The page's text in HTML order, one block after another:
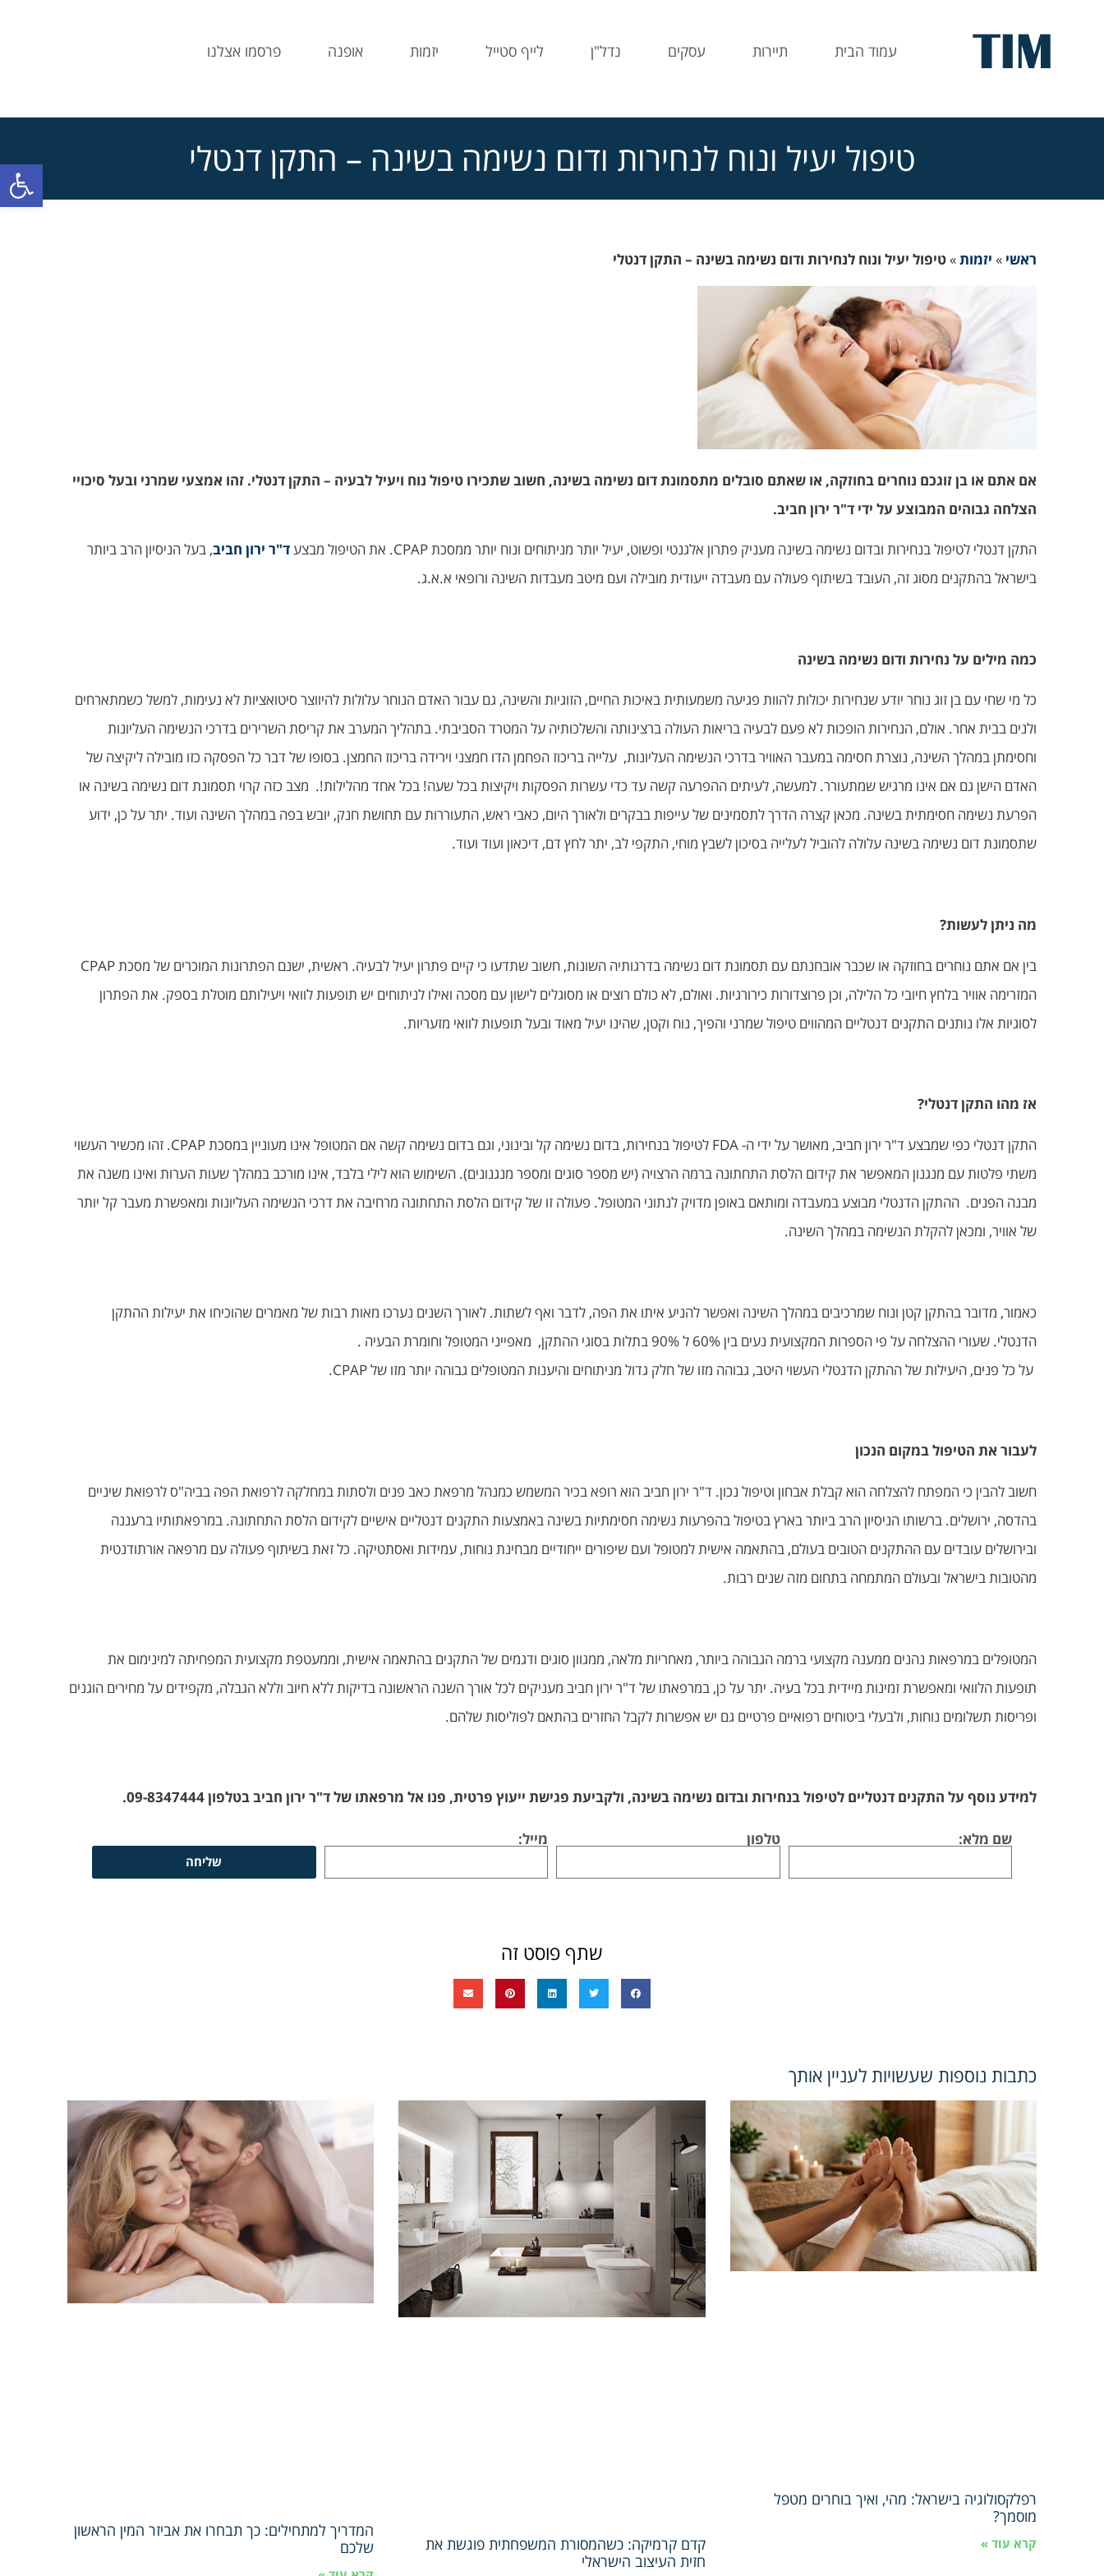
עמוד הבית תיירות עסקים נדל"ן לייף סטייל יזמות אופנה פרסמו אצלנו
טיפול יעיל ונוח לנחירות ודום נשימה בשינה – התקן דנטלי
ראשי » יזמות»טיפול יעיל ונוח לנחירות ודום נשימה בשינה – התקן דנטלי
אם אתם או בן זוגכם נוחרים בחוזקה, או שאתם סובלים מתסמונת דום נשימה בשינה, חשוב שתכירו טיפול נוח ויעיל לבעיה – התקן דנטלי. זהו אמצעי שמרני ובעל סיכויי
הצלחה גבוהים המבוצע על ידי ד"ר ירון חביב.
התקן דנטלי לטיפול בנחירות ובדום נשימה בשינה מעניק פתרון אלגנטי ופשוט, יעיל יותר מניתוחים ונוח יותר ממסכת CPAP. את הטיפול מבצע ד"ר ירון חביב, בעל הניסיון הרב ביותר
בישראל בהתקנים מסוג זה, העובד בשיתוף פעולה עם מעבדה ייעודית מובילה ועם מיטב מעבדות השינה ורופאי א.א.ג.
כמה מילים על נחירות ודום נשימה בשינה
כל מי שחי עם בן זוג נוחר יודע שנחירות יכולות להוות פגיעה משמעותית באיכות החיים, הזוגיות והשינה, גם עבור האדם הנוחר עלולות להיווצר סיטואציות לא נעימות, למשל כשמתארחים
ולנים בבית אחר. אולם, הנחירות הופכות לא פעם לבעיה בריאות העולה ברצינותה והשלכותיה על המטרד הסביבתי. בתהליך המערב את קריסת השרירים בדרכי הנשימה העליונות
וחסימתן במהלך השינה, נוצרת חסימה במעבר האוויר בדרכי הנשימה העליונות, עלייה בריכוז הפחמן הדו חמצני וירידה בריכוז החמצן. בסופו של דבר כל הפסקה כזו מובילה ליקיצה של
האדם הישן גם אם אינו מרגיש שמתעורר. למעשה, לעיתים ההפרעה קשה עד כדי עשרות הפסקות ויקיצות בכל שעה! בכל אחד מהלילות!. מצב כזה קרוי תסמונת דום נשימה בשינה או
הפרעת נשימה חסימתית בשינה. מכאן קצרה הדרך לתסמינים של עייפות בבקרים ולאורך היום, כאבי ראש, התעוררות עם תחושת חנק, יובש בפה במהלך השינה ועוד. יתר על כן, ידוע
שתסמונת דום נשימה בשינה עלולה להוביל לעלייה בסיכון לשבץ מוחי, התקפי לב, יתר לחץ דם, דיכאון ועוד ועוד.
מה ניתן לעשות?
בין אם אתם נוחרים בחוזקה או שכבר אובחנתם עם תסמונת דום נשימה בדרגותיה השונות, חשוב שתדעו כי קיים פתרון יעיל לבעיה. ראשית, ישנם הפתרונות המוכרים של מסכת CPAP
המזרימה אוויר בלחץ חיובי כל הלילה, וכן פרוצדורות כירורגיות. ואולם, לא כולם רוצים או מסוגלים לישון עם מסכה ואילו לניתוחים יש תופעות לוואי ויעילותם מוטלת בספק. את הפתרון
לסוגיות אלו נותנים התקנים דנטליים המהווים טיפול שמרני והפיך, נוח וקטן, שהינו יעיל מאוד ובעל תופעות לוואי מזעריות.
אז מהו התקן דנטלי?
התקן דנטלי כפי שמבצע ד"ר ירון חביב, מאושר על ידי ה- FDA לטיפול בנחירות, בדום נשימה קל ובינוני, וגם בדום נשימה קשה אם המטופל אינו מעוניין במסכת CPAP. זהו מכשיר העשוי
משתי פלטות עם מנגנון המאפשר את קידום הלסת התחתונה ברמה הרצויה (יש מספר סוגים ומספר מנגנונים). השימוש הוא לילי בלבד, אינו מורכב במהלך שעות הערות ואינו משנה את
מבנה הפנים. ההתקן הדנטלי מבוצע במעבדה ומותאם באופן מדויק לנתוני המטופל. פעולה זו של קידום הלסת התחתונה מרחיבה את דרכי הנשימה העליונות ומאפשרת מעבר קל יותר
של אוויר, ומכאן להקלת הנשימה במהלך השינה.
כאמור, מדובר בהתקן קטן ונוח שמרכיבים במהלך השינה ואפשר להניע איתו את הפה, לדבר ואף לשתות. לאורך השנים נערכו מאות רבות של מאמרים שהוכיחו את יעילות ההתקן
הדנטלי. שעורי ההצלחה על פי הספרות המקצועית נעים בין 60% ל 90% בתלות בסוגי ההתקן, מאפייני המטופל וחומרת הבעיה .
על כל פנים, היעילות של ההתקן הדנטלי העשוי היטב, גבוהה מזו של חלק גדול מניתוחים והיענות המטופלים גבוהה יותר מזו של CPAP.
לעבור את הטיפול במקום הנכון
חשוב להבין כי המפתח להצלחה הוא קבלת אבחון וטיפול נכון. ד"ר ירון חביב הוא רופא בכיר המשמש כמנהל מרפאת כאב פנים ולסתות במחלקה לרפואת הפה בביה"ס לרפואת שיניים
בהדסה, ירושלים. ברשותו הניסיון הרב ביותר בארץ בטיפול בהפרעות נשימה חסימתיות בשינה באמצעות התקנים דנטליים אישיים לקידום הלסת התחתונה. במרפאתותיו ברעננה
ובירושלים עובדים עם ההתקנים הטובים בעולם, בהתאמה אישית למטופל ועם שיפורים ייחודיים מבחינת נוחות, עמידות ואסתטיקה. כל זאת בשיתוף פעולה עם מרפאה אורתודנטית
מהטובות בישראל ובעולם המתמחה בתחום מזה שנים רבות.
המטופלים במרפאות נהנים ממענה מקצועי ברמה הגבוהה ביותר, מאחריות מלאה, ממגוון סוגים ודגמים של התקנים בהתאמה אישית, וממעטפת מקצועית המפחיתה למינימום את
תופעות הלוואי ומאפשרת זמינות מיידית בכל בעיה. יתר על כן, במרפאתו של ד"ר ירון חביב מעניקים לכל אורך השנה הראשונה בדיקות ללא חיוב וללא הגבלה, מקפידים על מחירים הוגנים
ופריסות תשלומים נוחות, ולבעלי ביטוחים רפואיים פרטיים גם יש אפשרות לקבל החזרים בהתאם לפוליסות שלהם.
למידע נוסף על התקנים דנטליים לטיפול בנחירות ובדום נשימה בשינה, ולקביעת פגישת ייעוץ פרטית, פנו אל מרפאתו של ד"ר ירון חביב בטלפון09-8347444.
שם מלא: טלפון מייל:
שליחה
שתף פוסט זה
כתבות נוספות שעשויות לעניין אותך
רפלקסולוגיה בישראל: מהי, ואיך בוחרים מטפל
מוסמך?
קרא עוד »
קדם קרמיקה: כשהמסורת המשפחתית פוגשת את
חזית העיצוב הישראלי
המדריך למתחילים: כך תבחרו את אביזר המין הראשון
שלכם
פתח